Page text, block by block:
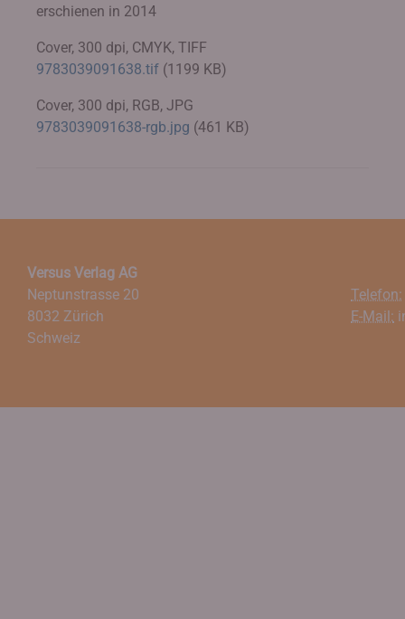
erschienen in 2014
Cover, 300 dpi, CMYK, TIFF
9783039091638.tif (1199 KB)
Cover, 300 dpi, RGB, JPG
9783039091638-rgb.jpg (461 KB)
Versus Verlag AG
Neptunstrasse 20
8032 Zürich
Schweiz
Telefon:
E-Mail: